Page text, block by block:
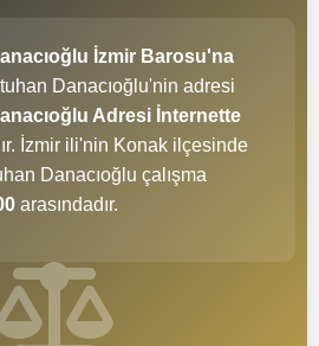
İzmir Barosu'na
Danacıoğlu'nin adresi
Adresi İnternette
İzmir ili'nin Konak ilçesinde
Danacıoğlu çalışma
arasındadır.